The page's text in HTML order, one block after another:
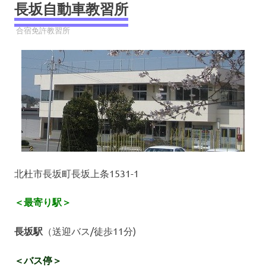
長坂自動車教習所
2023年9月9日
YYYPRO
合宿免許教習所
北杜市長坂町長坂上条1531-1
＜最寄り駅＞
長坂駅 （送迎バス/徒歩11分)
＜バス停＞